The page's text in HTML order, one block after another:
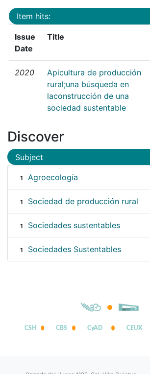
Item hits:
Issue
Date
Title
2020
Apicultura de producción
rural;una búsqueda en
laconstrucción de una
sociedad sustentable
Discover
Subject
1 Agroecología
1 Sociedad de producción rural
1 Sociedades sustentables
1 Sociedades Sustentables
CSH CBS CyAD CEUX